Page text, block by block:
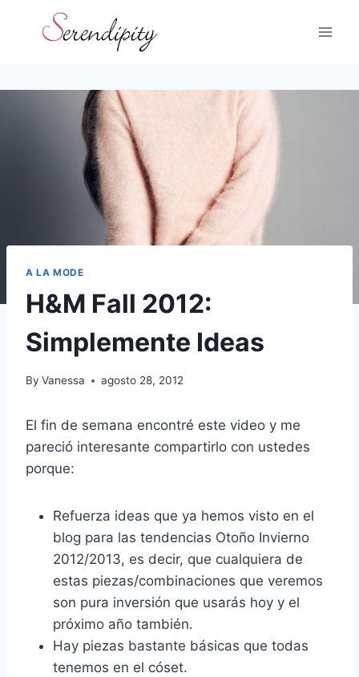
A LA MODE
H&M Fall 2012:
Simplemente Ideas
By Vanessa agosto 28, 2012
El fin de semana encontré este video y me
pareció interesante compartirlo con ustedes
porque:
Refuerza ideas que ya hemos visto en el
blog para las tendencias Otoño Invierno
2012/2013, es decir, que cualquiera de
estas piezas/combinaciones que veremos
son pura inversión que usarás hoy y el
próximo año también.
Hay piezas bastante básicas que todas
tenemos en el cóset.